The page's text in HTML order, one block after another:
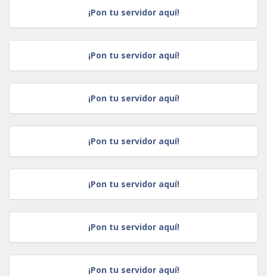
¡Pon tu servidor aquí!
¡Pon tu servidor aquí!
¡Pon tu servidor aquí!
¡Pon tu servidor aquí!
¡Pon tu servidor aquí!
¡Pon tu servidor aquí!
¡Pon tu servidor aquí!